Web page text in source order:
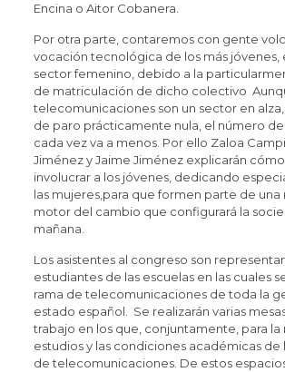
Encina o Aitor Cobanera.
Por otra parte, contaremos con gente
vocación tecnológica de los más jóvenes,
sector femenino, debido a la
de matriculación de dicho colectivo
telecomunicaciones son un sector en
de paro prácticamente nula, el número
cada vez va a menos. Por ello Zaloa
Jiménez y Jaime Jiménez explicarán
involucrar a los jóvenes, dedicando
las mujeres,para que formen parte de una
motor del cambio que configurará la
mañana.
Los asistentes al congreso son
estudiantes de las escuelas en las cuales
rama de telecomunicaciones de toda la
estado español. Se realizarán varias
trabajo en los que, conjuntamente, para la
estudios y las condiciones académicas de
de telecomunicaciones. De estos